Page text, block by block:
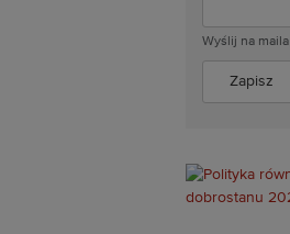
Wyślij na maila